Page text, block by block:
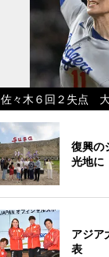
佐々木６回２失点
復興の
光地に
アジア
表